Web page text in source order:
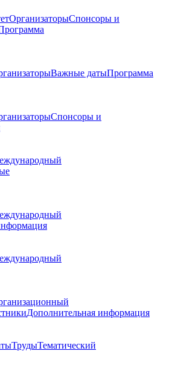
ОрганизаторыСпонсоры и
Важные датыПрограмма
Спонсоры и
Дополнительная информация
ТрудыТематический